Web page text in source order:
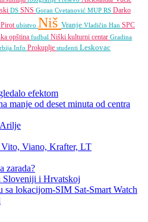
DS SNS Goran Cvetanović MUP RS Darko
Pirotubistvo Niš Vranje Vladičin Han SPC
opština fudbal Niški kulturni centar Gradina
Info Prokuplje studenti Leskovac
efektom
manje od deset minuta od centra
Viano, Krafter, LT
zarada?
Sloveniji i Hrvatskoj
sa lokacijom-SIM Sat-Smart Watch